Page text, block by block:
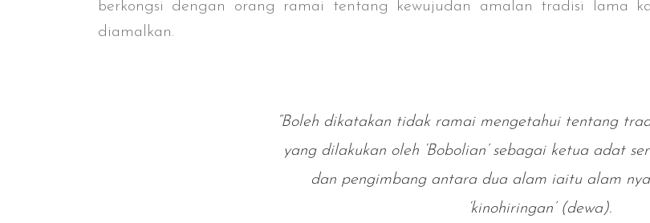
berkongsi dengan orang ramai tentang kewujudan amalan tradisi lama
diamalkan.
“Boleh dikatakan tidak ramai mengetahui tentang
yang dilakukan oleh ‘Bobolian’ sebagai ketua adat
dan pengimbang antara dua alam iaitu alam
‘kinohiringan’ (dewa).